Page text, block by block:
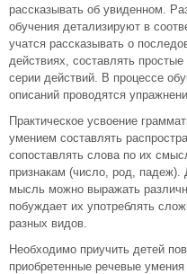
рассказывать об увиденном.
обучения детализируют в
учатся рассказывать о
действиях, составлять
серии действий. В процессе
описаний проводятся
Практическое усвоение
умением составлять
сопоставлять слова по их
признакам (число, род, падеж).
мысль можно выражать
побуждает их употреблять
разных видов.
Необходимо приучить детей
приобретенные речевые